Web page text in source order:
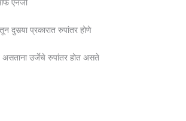
एनर्जी
दुसर्‍या प्रकारात रुपांतर होणे
असताना उर्जेचे रुपांतर होत असते